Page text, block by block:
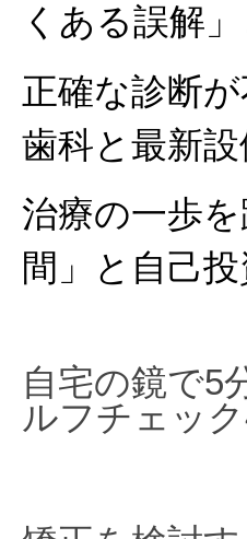
くある誤解
正確な診断
歯科と最新
治療の一歩
間」と自己
自宅の鏡で5
ルフチェッ